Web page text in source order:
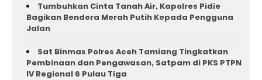
Tumbuhkan Cinta Tanah Air, Kapolres Pidie
Bagikan Bendera Merah Putih Kepada Pengguna
Jalan ‎
Sat Binmas Polres Aceh Tamiang Tingkatkan
Pembinaan dan Pengawasan, Satpam di PKS PTPN
IV Regional 6 Pulau Tiga